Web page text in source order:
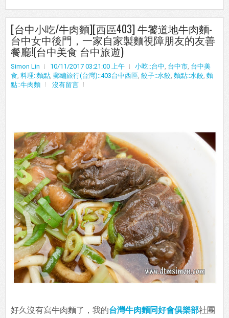
[台中小吃/牛肉麵][西區403] 牛饕道地牛肉麵-
台中女中後門，一家自家製麵視障朋友的友善
餐廳!(台中美食 台中旅遊)
Simon Lin 10/11/2017 03:21:00 上午 小吃::台中 台中市 台中美
食 料理::麵點 郵編旅行(台灣)::403台中西區 餃子::水餃 麵點::水餃 麵
點::牛肉麵
沒有留言
好久沒有寫牛肉麵了，我的台灣牛肉麵同好會俱樂部社團